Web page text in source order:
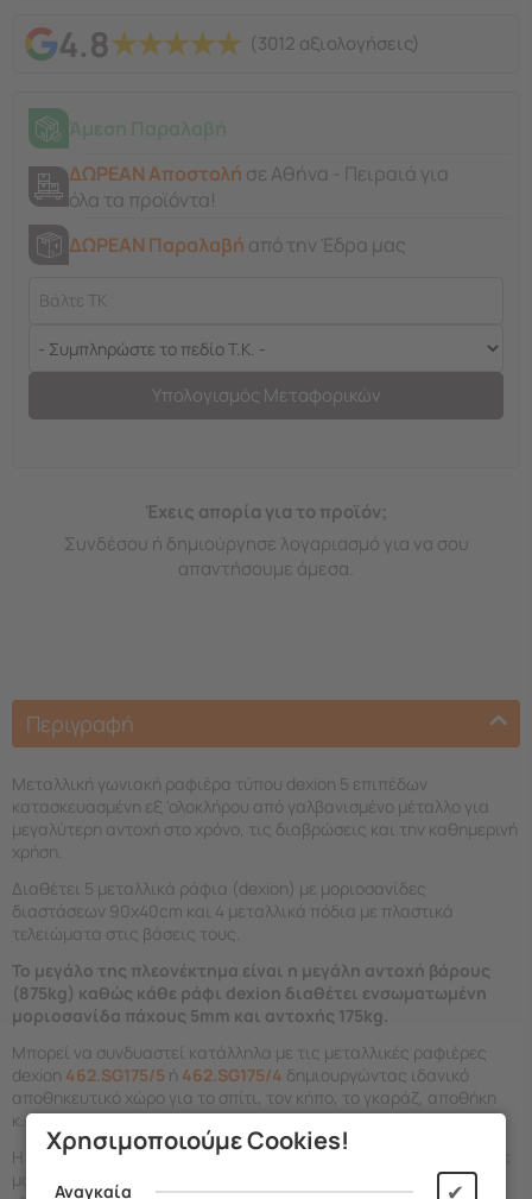
4.8★★★★★ (3012 αξιολογήσεις)
ΔΩΡΕΑΝ Αποστολή σε Αθήνα - Πειραιά για
όλα τα προϊόντα!
ΔΩΡΕΑΝ Παραλαβή από την Έδρα μας
Υπολογισμός Μεταφορικών
Έχεις απορία για το προϊόν;
Συνδέσου ή δημιούργησε λογαριασμό για να σου
απαντήσουμε άμεσα.
Περιγραφή
Μεταλλική γωνιακή ραφιέρα τύπου dexion 5 επιπέδων
κατασκευασμένη εξ 'ολοκλήρου από γαλβανισμένο μέταλλο για
μεγαλύτερη αντοχή στο χρόνο, τις διαβρώσεις και την καθημερινή
χρήση.
Διαθέτει 5 μεταλλικά ράφια (dexion) με μοριοσανίδες
διαστάσεων 90x40cm και 4 μεταλλικά πόδια με πλαστικά
τελειώματα στις βάσεις τους.
Το μεγάλο της πλεονέκτημα είναι η μεγάλη αντοχή βάρους
(875kg) καθώς κάθε ράφι dexion διαθέτει ενσωματωμένη
μοριοσανίδα πάχους 5mm και αντοχής 175kg.
Μπορεί να συνδυαστεί κατάλληλα με τις μεταλλικές ραφιέρες
dexion 462.SG175/5 ή 462.SG175/4 δημιουργώντας ιδανικό
αποθηκευτικό χώρο για το σπίτι, τον κήπο, το γκαράζ, αποθήκη
κ.α.
Η ραφιέρα (ντέξιον) δεν παραδίδεται συναρμολογημένη, αλλά σε
μορφή επίπεδης συσκευασίας, ώστε να καταλαμβάνει τον
Χρησιμοποιούμε Cookies!
Αναγκαία ✔